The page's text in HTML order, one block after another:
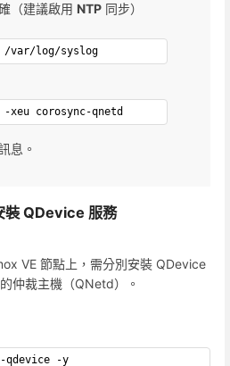
（建議啟用 NTP 同步）
/var/log/syslog
corosync-qnetd
息。
裝 QDevice 服務
VE 節點上，需分別安裝 QDevice
仲裁主機（QNetd）。
-y